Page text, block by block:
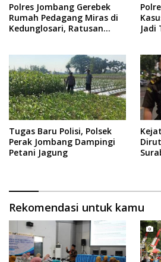
Polres Jombang Gerebek
Rumah Pedagang Miras di
Kedunglosari, Ratusan
Jadi
Tugas Baru Polisi, Polsek
Perak Jombang Dampingi
Petani Jagung
Rekomendasi untuk kamu